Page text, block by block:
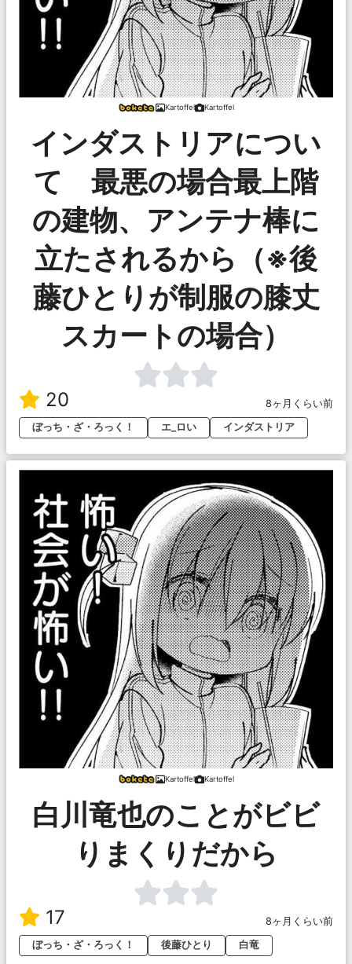
Kartoffel Kartoffel
インダストリアについ
て 最悪の場合最上階
の建物、アンテナ棒に
立たされるから（※後
藤ひとりが制服の膝丈
スカートの場合）
20
8ヶ月くらい前
ぼっち・ざ・ろっく！
エ_ロい インダストリア
Kartoffel Kartoffel
白川竜也のことがビビ
りまくりだから
17
8ヶ月くらい前
ぼっち・ざ・ろっく！
後藤ひとり 白竜